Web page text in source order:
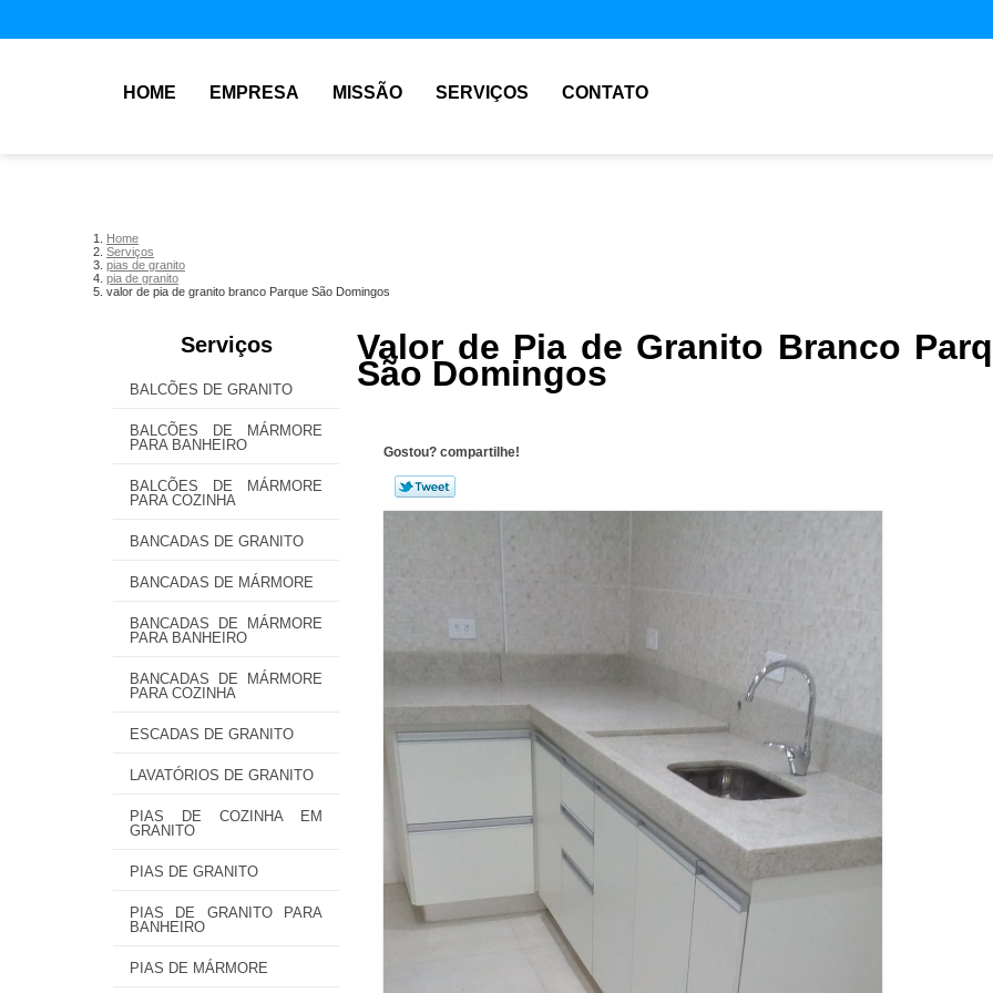
HOME EMPRESA MISSÃO SERVIÇOS CONTATO
Home
Serviços
pias de granito
pia de granito
valor de pia de granito branco Parque São Domingos
Serviços
BALCÕES DE GRANITO
BALCÕES DE MÁRMORE
PARA BANHEIRO
BALCÕES DE MÁRMORE
PARA COZINHA
BANCADAS DE GRANITO
BANCADAS DE MÁRMORE
BANCADAS DE MÁRMORE
PARA BANHEIRO
BANCADAS DE MÁRMORE
PARA COZINHA
ESCADAS DE GRANITO
LAVATÓRIOS DE GRANITO
PIAS DE COZINHA EM
GRANITO
PIAS DE GRANITO
PIAS DE GRANITO PARA
BANHEIRO
PIAS DE MÁRMORE
Valor de Pia de Granito Branco
São Domingos
Gostou? compartilhe!